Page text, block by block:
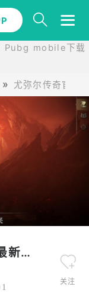
Pubg mobile下载
尤弥尔传奇官网
尤弥尔传奇官网最新版本
关注